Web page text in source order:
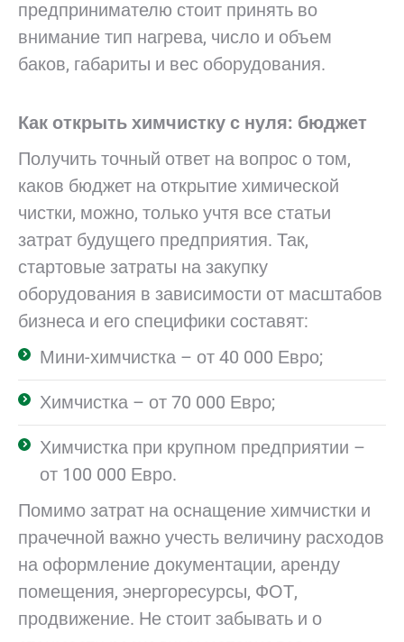
предпринимателю стоит принять во
внимание тип нагрева, число и объем
баков, габариты и вес оборудования.
Как открыть химчистку с нуля: бюджет
Получить точный ответ на вопрос о том,
каков бюджет на открытие химической
чистки, можно, только учтя все статьи
затрат будущего предприятия. Так,
стартовые затраты на закупку
оборудования в зависимости от масштабов
бизнеса и его специфики составят:
Мини-химчистка – от 40 000 Евро;
Химчистка – от 70 000 Евро;
Химчистка при крупном предприятии –
от 100 000 Евро.
Помимо затрат на оснащение химчистки и
прачечной важно учесть величину расходов
на оформление документации, аренду
помещения, энергоресурсы, ФОТ,
продвижение. Не стоит забывать и о